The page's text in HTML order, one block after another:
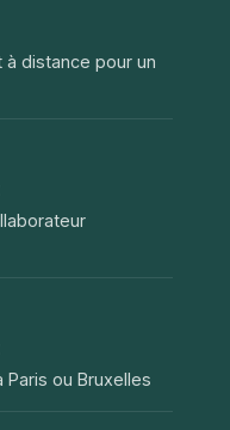
distance pour un
ou Bruxelles